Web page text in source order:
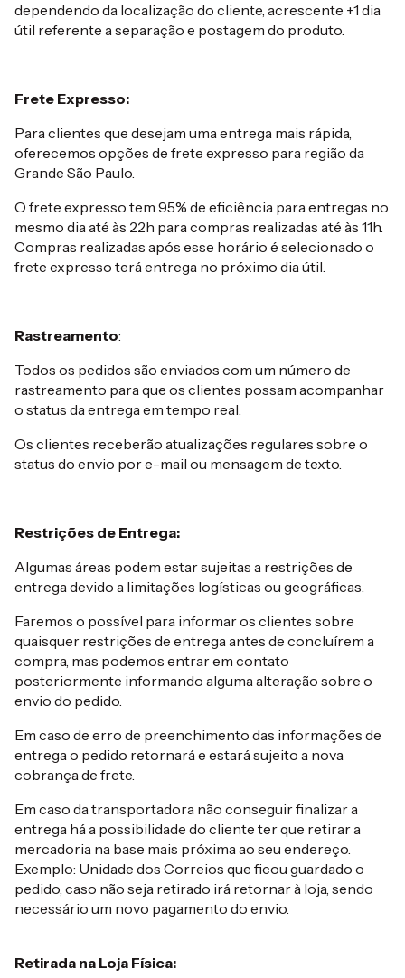
dependendo da localização do cliente, acrescente +1 dia
útil referente a separação e postagem do produto.
Frete Expresso:
Para clientes que desejam uma entrega mais rápida,
oferecemos opções de frete expresso para região da
Grande São Paulo.
O frete expresso tem 95% de eficiência para entregas no
mesmo dia até às 22h para compras realizadas até às 11h.
Compras realizadas após esse horário é selecionado o
frete expresso terá entrega no próximo dia útil.
Rastreamento:
Todos os pedidos são enviados com um número de
rastreamento para que os clientes possam acompanhar
o status da entrega em tempo real.
Os clientes receberão atualizações regulares sobre o
status do envio por e-mail ou mensagem de texto.
Restrições de Entrega:
Algumas áreas podem estar sujeitas a restrições de
entrega devido a limitações logísticas ou geográficas.
Faremos o possível para informar os clientes sobre
quaisquer restrições de entrega antes de concluírem a
compra, mas podemos entrar em contato
posteriormente informando alguma alteração sobre o
envio do pedido.
Em caso de erro de preenchimento das informações de
entrega o pedido retornará e estará sujeito a nova
cobrança de frete.
Em caso da transportadora não conseguir finalizar a
entrega há a possibilidade do cliente ter que retirar a
mercadoria na base mais próxima ao seu endereço.
Exemplo: Unidade dos Correios que ficou guardado o
pedido, caso não seja retirado irá retornar à loja, sendo
necessário um novo pagamento do envio.
Retirada na Loja Física: